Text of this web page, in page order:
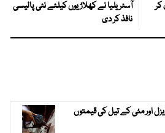
کر
آسٹریلیا نے کھلاڑیوں کیلئے نئی پالیسی
نافذ کر دی
اور مٹی کے تیل کی قیمتوں